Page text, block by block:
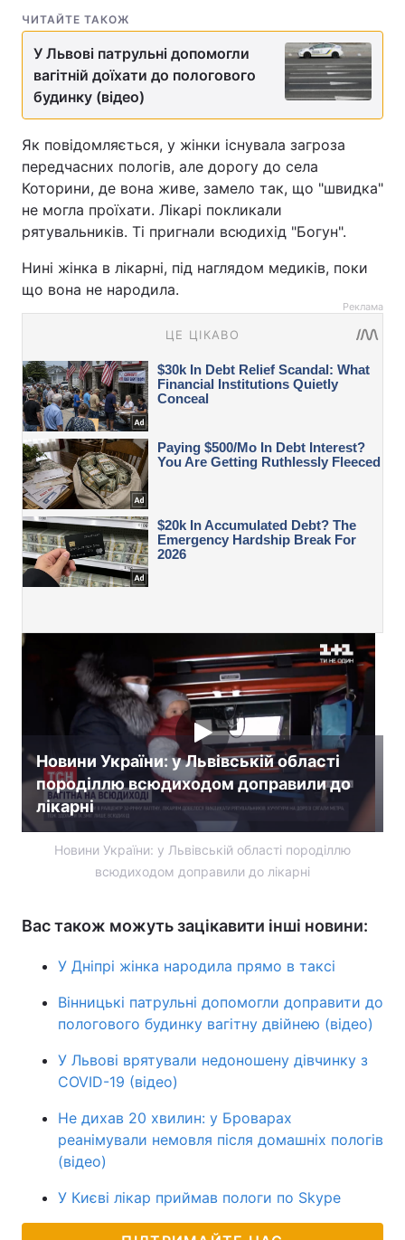
ЧИТАЙТЕ ТАКОЖ
У Львові патрульні допомогли
вагітній доїхати до пологового
будинку (відео)
Як повідомляється, у жінки існувала загроза
передчасних пологів, але дорогу до села
Которини, де вона живе, замело так, що "швидка"
не могла проїхати. Лікарі покликали
рятувальників. Ті пригнали всюдихід "Богун".
Нині жінка в лікарні, під наглядом медиків, поки
що вона не народила.
Реклама
Новини України: у Львівській області
породіллю всюдиходом доправили до
лікарні
Новини України: у Львівській області породіллю
всюдиходом доправили до лікарні
Вас також можуть зацікавити інші новини:
У Дніпрі жінка народила прямо в таксі
Вінницькі патрульні допомогли доправити до
пологового будинку вагітну двійнею (відео)
У Львові врятували недоношену дівчинку з
COVID-19 (відео)
Не дихав 20 хвилин: у Броварах
реанімували немовля після домашніх пологів
(відео)
У Києві лікар приймав пологи по Skype